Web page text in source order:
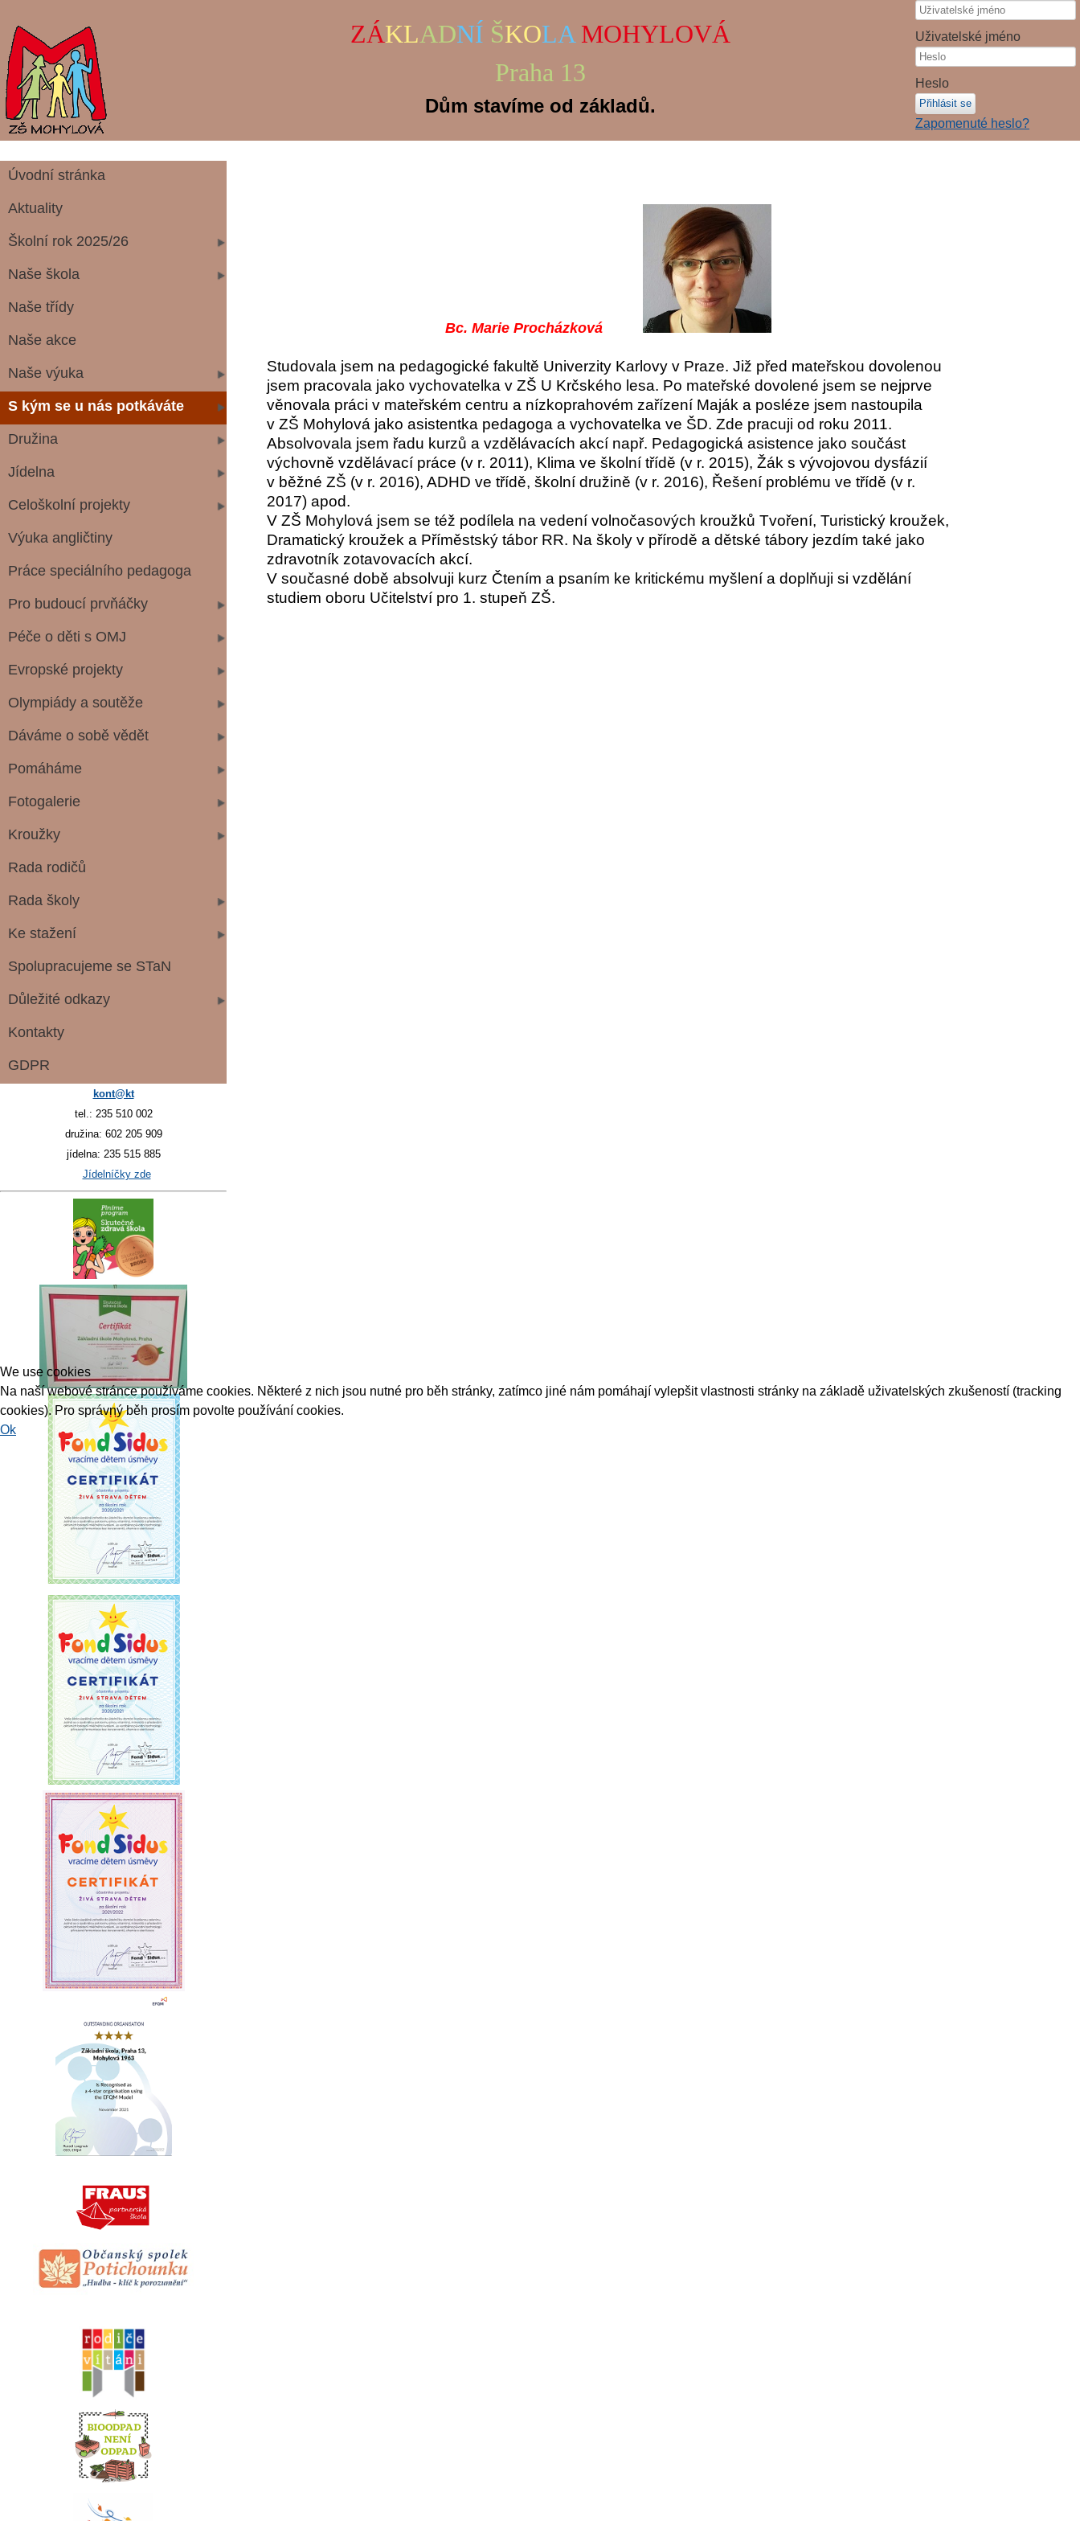
ZÁKLADNÍ ŠKOLA MOHYLOVÁ
Praha 13
Dům stavíme od základů.
Úvodní stránka
Aktuality
Školní rok 2025/26
Naše škola
Naše třídy
Naše akce
Naše výuka
S kým se u nás potkáváte
Družina
Jídelna
Celoškolní projekty
Výuka angličtiny
Práce speciálního pedagoga
Pro budoucí prvňáčky
Péče o děti s OMJ
Evropské projekty
Olympiády a soutěže
Dáváme o sobě vědět
Pomáháme
Fotogalerie
Kroužky
Rada rodičů
Rada školy
Ke stažení
Spolupracujeme se STaN
Důležité odkazy
Kontakty
GDPR
kont@kt
tel.: 235 510 002
družina: 602 205 909
jídelna: 235 515 885
Jídelníčky zde
Bc. Marie Procházková
Studovala jsem na pedagogické fakultě Univerzity Karlovy v Praze. Již před mateřskou dovolenou
jsem pracovala jako vychovatelka v ZŠ U Krčského lesa. Po mateřské dovolené jsem se nejprve
věnovala práci v mateřském centru a nízkoprahovém zařízení Maják a posléze jsem nastoupila
v ZŠ Mohylová jako asistentka pedagoga a vychovatelka ve ŠD. Zde pracuji od roku 2011.
Absolvovala jsem řadu kurzů a vzdělávacích akcí např. Pedagogická asistence jako součást
výchovně vzdělávací práce (v r. 2011), Klima ve školní třídě (v r. 2015), Žák s vývojovou dysfázií
v běžné ZŠ (v r. 2016), ADHD ve třídě, školní družině (v r. 2016), Řešení problému ve třídě (v r.
2017) apod.
V ZŠ Mohylová jsem se též podílela na vedení volnočasových kroužků Tvoření, Turistický kroužek,
Dramatický kroužek a Příměstský tábor RR. Na školy v přírodě a dětské tábory jezdím také jako
zdravotník zotavovacích akcí.
V současné době absolvuji kurz Čtením a psaním ke kritickému myšlení a doplňuji si vzdělání
studiem oboru Učitelství pro 1. stupeň ZŠ.
Uživatelské jméno
Heslo
Přihlásit se
Zapomenuté heslo?
We use cookies
Na naší webové stránce používáme cookies. Některé z nich jsou nutné pro běh stránky, zatímco jiné nám pomáhají vylepšit vlastnosti stránky na základě uživatelských zkušeností (tracking
cookies). Pro správný běh prosím povolte používání cookies.
Ok